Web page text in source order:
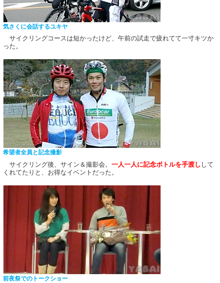
気さくに会話するユキヤ
サイクリングコースは短かったけど、午前の試走で疲れてて一寸キツか
った。
希望者全員と記念撮影
サイクリング後、サイン＆撮影会。 一人一人に記念ボトルを手渡し して
くれてたりと、お得なイベントだった。
前夜祭でのトークショー